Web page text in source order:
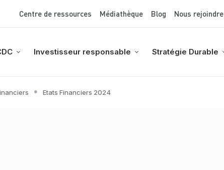
au
Top Menu
Centre de ressources Médiathèque Blog Nous rejoindre
Investisseur responsable Stratégie Durable
Etats Financiers 2024